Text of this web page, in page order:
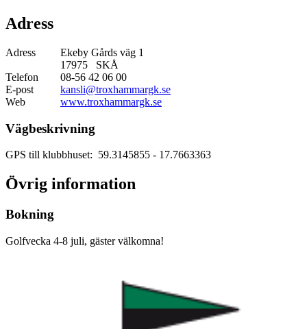
Adress
Adress
Ekeby Gårds väg 1
17975 SKÅ
Telefon
08-56 42 06 00
E-post
kansli@troxhammargk.se
Web
www.troxhammargk.se
Vägbeskrivning
GPS till klubbhuset: 59.3145855 - 17.7663363
Övrig information
Bokning
Golfvecka 4-8 juli, gäster välkomna!